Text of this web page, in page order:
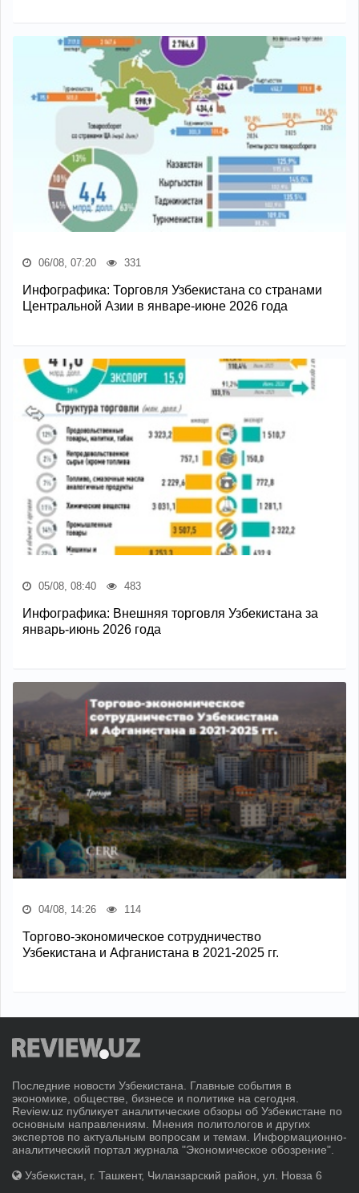
06/08, 07:20 331
Инфографика: Торговля Узбекистана со странами
Центральной Азии в январе-июне 2026 года
05/08, 08:40 483
Инфографика: Внешняя торговля Узбекистана за
январь-июнь 2026 года
04/08, 14:26 114
Торгово-экономическое сотрудничество
Узбекистана и Афганистана в 2021-2025 гг.
Последние новости Узбекистана. Главные события в
экономике, обществе, бизнесе и политике на сегодня.
Review.uz публикует аналитические обзоры об Узбекистане по
основным направлениям. Мнения политологов и других
экспертов по актуальным вопросам и темам. Информационно-
аналитический портал журнала "Экономическое обозрение".
Узбекистан, г. Ташкент, Чиланзарский район, ул. Новза 6